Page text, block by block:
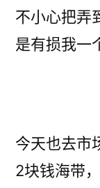
不小心把弄
是有损我一
今天也去市
2块钱海带